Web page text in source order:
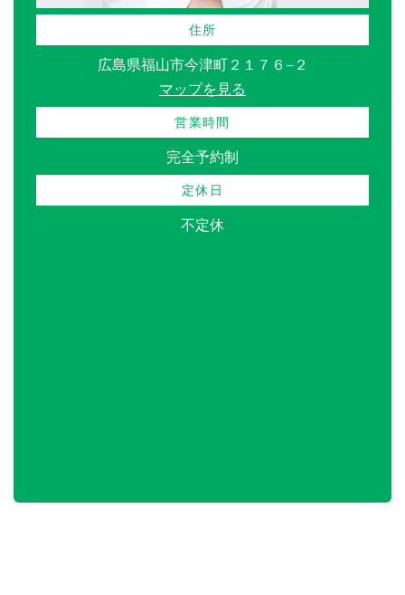
住所
広島県福山市今津町２１７６−２
マップを見る
営業時間
完全予約制
定休日
不定休